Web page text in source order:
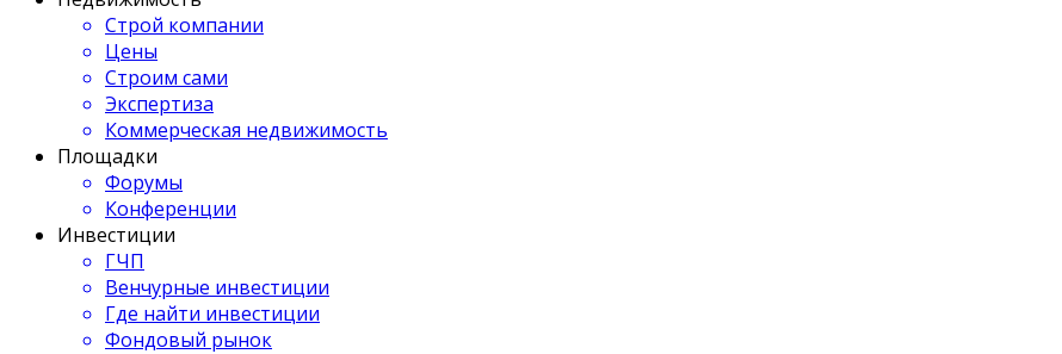
Строй компании
Цены
Строим сами
Экспертиза
Коммерческая недвижимость
Площадки
Форумы
Конференции
Инвестиции
ГЧП
Венчурные инвестиции
Где найти инвестиции
Фондовый рынок